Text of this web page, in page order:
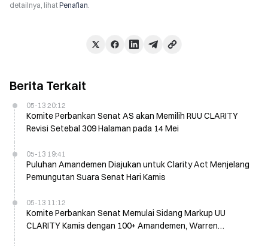
detailnya, lihatPenafian.
Berita Terkait
05-13 20:12
Komite Perbankan Senat AS akan Memilih RUU CLARITY
Revisi Setebal 309 Halaman pada 14 Mei
05-13 19:41
Puluhan Amandemen Diajukan untuk Clarity Act Menjelang
Pemungutan Suara Senat Hari Kamis
05-13 11:12
Komite Perbankan Senat Memulai Sidang Markup UU
CLARITY Kamis dengan 100+ Amandemen, Warren